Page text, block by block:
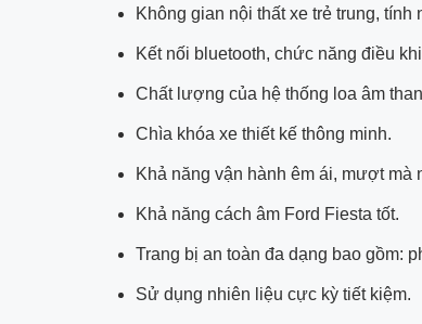
Không gian nội thất xe trẻ trung, tính
Kết nối bluetooth, chức năng điều
Chất lượng của hệ thống loa âm
Chìa khóa xe thiết kế thông minh.
Khả năng vận hành êm ái, mượt mà
Khả năng cách âm Ford Fiesta tốt.
Trang bị an toàn đa dạng bao gồm:
Sử dụng nhiên liệu cực kỳ tiết kiệm.